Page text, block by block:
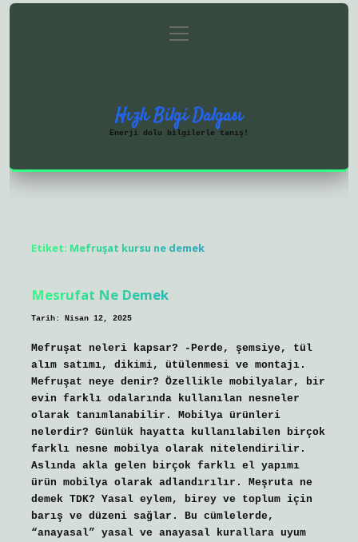
Gizlilik Politikası
menüyü
aç
Hızlı Bilgi Dalgası
Enerji dolu bilgilerle tanış!
Etiket: Mefruşat kursu ne demek
Mesrufat Ne Demek
Tarih: Nisan 12, 2025
Mefruşat neleri kapsar? -Perde, şemsiye, tül
alım satımı, dikimi, ütülenmesi ve montajı.
Mefruşat neye denir? Özellikle mobilyalar, bir
evin farklı odalarında kullanılan nesneler
olarak tanımlanabilir. Mobilya ürünleri
nelerdir? Günlük hayatta kullanılabilen birçok
farklı nesne mobilya olarak nitelendirilir.
Aslında akla gelen birçok farklı el yapımı
ürün mobilya olarak adlandırılır. Meşruta ne
demek TDK? Yasal eylem, birey ve toplum için
barış ve düzeni sağlar. Bu cümlelerde,
“anayasal” yasal ve anayasal kurallara uyum